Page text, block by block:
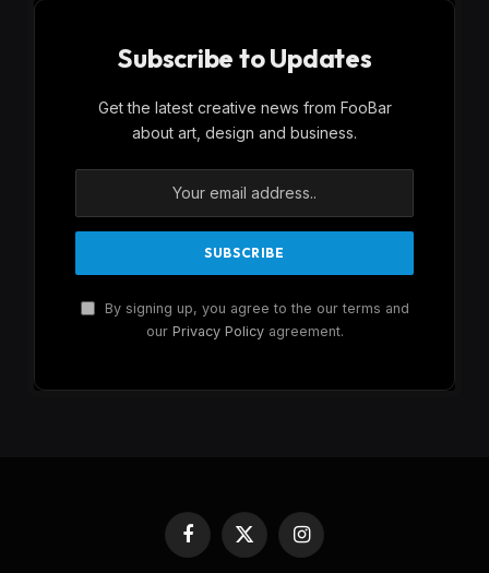
Subscribe to Updates
Get the latest creative news from FooBar
about art, design and business.
By signing up, you agree to the our terms and
our Privacy Policyagreement.
Facebook
X
(Twitter)
Instagram